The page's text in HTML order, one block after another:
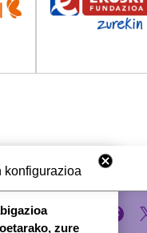
konfigurazioa
zure